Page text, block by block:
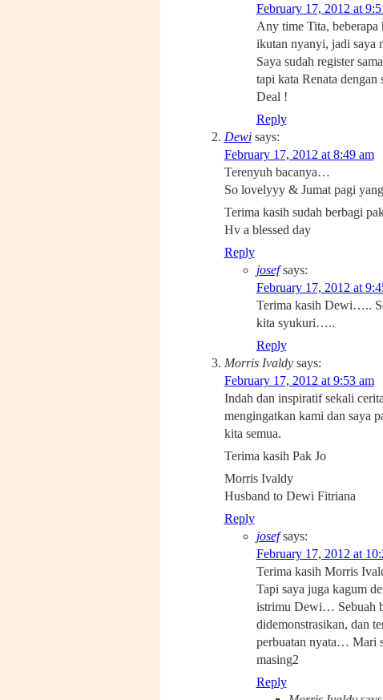
February 17, 2012 at
Any time Tita,
ikutan nyanyi, jadi saya
Saya sudah register
tapi kata Renata
Deal !
Reply
Dewi says:
February 17, 2012 at 8:49 am
Terenyuh bacanya…
So lovelyyy & Jumat pagi
Terima kasih sudah berbagi
Hv a blessed day
Reply
josef says:
February 17, 2012 at
Terima kasih Dewi…..
kita syukuri…..
Reply
Morris Ivaldy says:
February 17, 2012 at 9:53 am
Indah dan inspiratif sekali
mengingatkan kami dan saya
kita semua.
Terima kasih Pak Jo
Morris Ivaldy
Husband to Dewi Fitriana
Reply
josef says:
February 17, 2012 at
Terima kasih Morris
Tapi saya juga kagum
istrimu Dewi… Sebuah
didemonstrasikan, dan
perbuatan nyata… Mari
masing2
Reply